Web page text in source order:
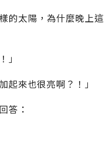
的太陽，為什麼晚上這
」
起來也很亮啊？！」
答：